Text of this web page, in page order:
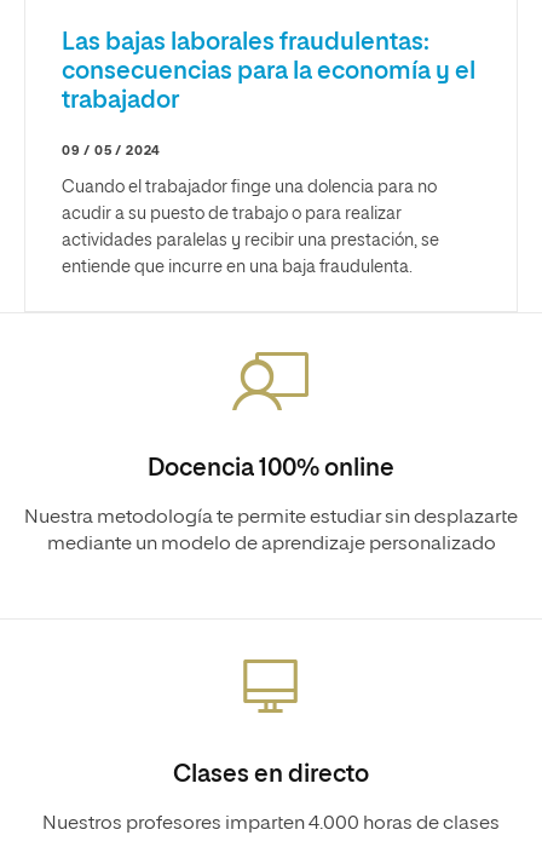
Las bajas laborales fraudulentas:
consecuencias para la economía y el
trabajador
09 / 05 / 2024
Cuando el trabajador finge una dolencia para no
acudir a su puesto de trabajo o para realizar
actividades paralelas y recibir una prestación, se
entiende que incurre en una baja fraudulenta.
Docencia 100% online
Nuestra metodología te permite estudiar sin desplazarte
mediante un modelo de aprendizaje personalizado
Clases en directo
Nuestros profesores imparten 4.000 horas de clases